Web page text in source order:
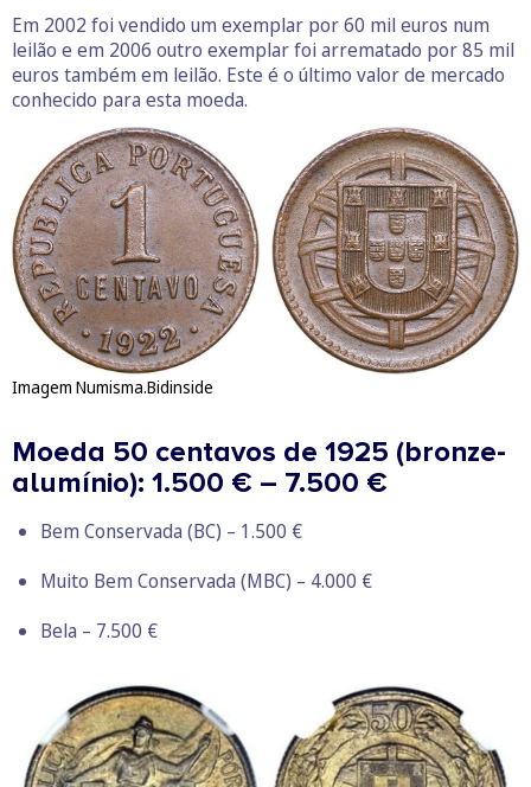
Em 2002 foi vendido um exemplar por 60 mil euros num
leilão e em 2006 outro exemplar foi arrematado por 85 mil
euros também em leilão. Este é o último valor de mercado
conhecido para esta moeda.
Imagem Numisma.Bidinside
Moeda 50 centavos de 1925 (bronze-
alumínio): 1.500 € – 7.500 €
Bem Conservada (BC) – 1.500 €
Muito Bem Conservada (MBC) – 4.000 €
Bela – 7.500 €